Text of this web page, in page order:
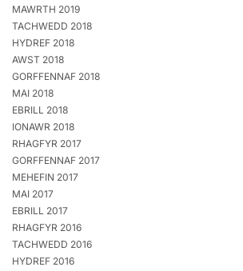
MAWRTH 2019
TACHWEDD 2018
HYDREF 2018
AWST 2018
GORFFENNAF 2018
MAI 2018
EBRILL 2018
IONAWR 2018
RHAGFYR 2017
GORFFENNAF 2017
MEHEFIN 2017
MAI 2017
EBRILL 2017
RHAGFYR 2016
TACHWEDD 2016
HYDREF 2016